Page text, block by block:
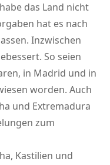
das Land nicht
hat es nach
Inzwischen
So seien
in Madrid und in
worden. Auch
und Extremadura
zum
Kastilien und